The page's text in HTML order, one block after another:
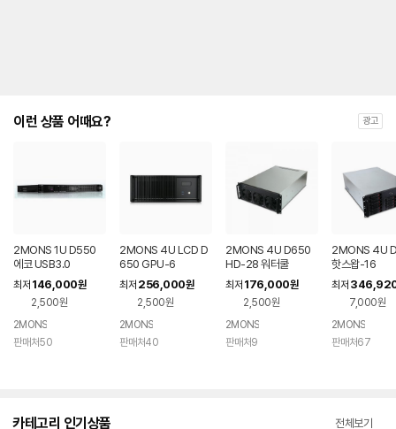
이런 상품 어때요? 광고
2MONS 1U D550
에코 USB3.0
최저 146,000원
2,500원
2MONS
판매처50
2MONS 4U LCD D
650 GPU-6
최저 256,000원
2,500원
2MONS
판매처40
2MONS 4U D650
HD-28 워터쿨
최저 176,000원
2,500원
2MONS
판매처9
2MONS 4U
핫스왑-16
최저
7,000원
2MONS
판매처67
카테고리 인기상품 전체보기